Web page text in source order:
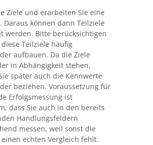
Ziele und erarbeiten Sie eine
Daraus können dann Teilziele
werden. Bitte berücksichtigen
diese Teilziele häufig
aufbauen. Da die Ziele
in Abhängigkeit stehen,
später auch die Kennwerte
beziehen. Voraussetzung für
Erfolgsmessung ist
dass Sie auch in den bereits
Handlungsfeldern
messen, weil sonst die
echten Vergleich fehlt.